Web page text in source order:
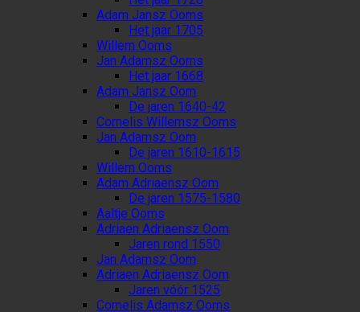
Adam Jansz Ooms
Het jaar 1705
Willem Ooms
Jan Adamsz Ooms
Het jaar 1668
Adam Jansz Oom
De jaren 1640-42
Cornelis Willemsz Ooms
Jan Adamsz Oom
De jaren 1610-1615
Willem Ooms
Adam Adriaensz Oom
De jaren 1575-1580
Aaltje Ooms
Adriaen Adriaensz Oom
Jaren rond 1550
Jan Adamsz Oom
Adriaen Adriaensz Oom
Jaren vóór 1525
Cornelis Adamsz Ooms